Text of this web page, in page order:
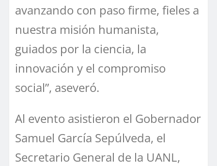
avanzando con paso firme, fieles a
nuestra misión humanista,
guiados por la ciencia, la
innovación y el compromiso
social”, aseveró.
Al evento asistieron el Gobernador
Samuel García Sepúlveda, el
Secretario General de la UANL,